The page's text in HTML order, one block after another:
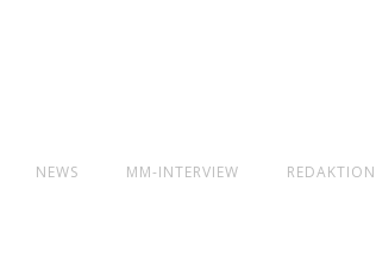
NEWS MM-INTERVIEW REDAKTION